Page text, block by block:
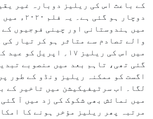
کے باعث اس کی ریلیز دوبارہ غیر
دوچار ہو گئی
میں ہندوستانی اور چینی فوجیوں
والے تصادم سے متاثر ہو کر تیار کی
میں اس کی ریلیز ۱۷؍
گئی تھی، تاہم بعد میں منصوبے
اگست کو ممکنہ ریلیز ونڈو کے طور
لگا۔ اب سرٹیفیکیشن میں تاخیر کے
میں نمائش بھی شکوک کی زد میں آ
مرتبہ پھر ریلیز مؤخر ہونے کا